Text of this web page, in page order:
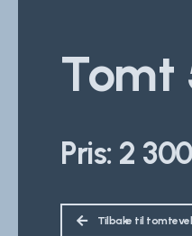
Tomt
Pris: 2
Tilbake til